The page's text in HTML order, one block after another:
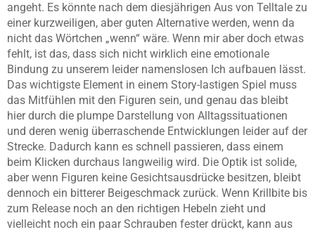
angeht. Es könnte nach dem diesjährigen Aus von Telltale zu
einer kurzweiligen, aber guten Alternative werden, wenn da
nicht das Wörtchen „wenn“ wäre. Wenn mir aber doch etwas
fehlt, ist das, dass sich nicht wirklich eine emotionale
Bindung zu unserem leider namenslosen Ich aufbauen lässt.
Das wichtigste Element in einem Story-lastigen Spiel muss
das Mitfühlen mit den Figuren sein, und genau das bleibt
hier durch die plumpe Darstellung von Alltagssituationen
und deren wenig überraschende Entwicklungen leider auf der
Strecke. Dadurch kann es schnell passieren, dass einem
beim Klicken durchaus langweilig wird. Die Optik ist solide,
aber wenn Figuren keine Gesichtsausdrücke besitzen, bleibt
dennoch ein bitterer Beigeschmack zurück. Wenn Krillbite bis
zum Release noch an den richtigen Hebeln zieht und
vielleicht noch ein paar Schrauben fester drückt, kann aus